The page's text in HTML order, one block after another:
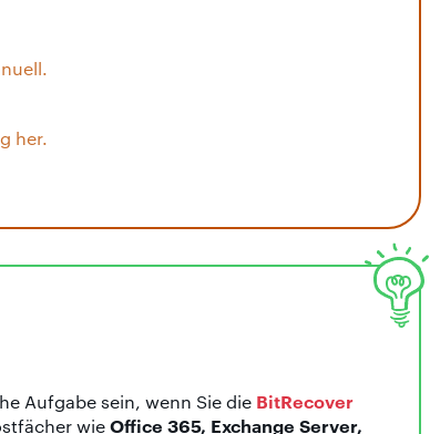
her.
Aufgabe sein, wenn Sie die BitRecover
wieOffice 365, Exchange Server,